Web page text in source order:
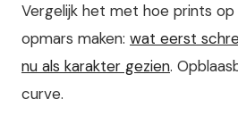
Vergelijk het met hoe prints
opmars maken: wat eerst
nu als karakter gezien.
curve.